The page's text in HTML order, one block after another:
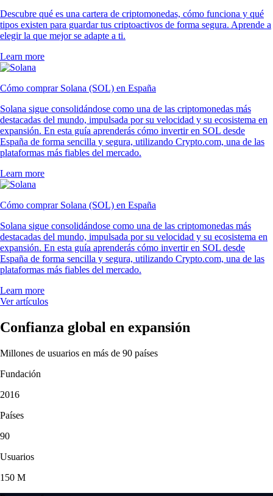
Descubre qué es una cartera de criptomonedas, cómo funciona y qué
tipos existen para guardar tus criptoactivos de forma segura. Aprende a
elegir la que mejor se adapte a ti.
Learn more
Cómo comprar Solana (SOL) en España
Solana sigue consolidándose como una de las criptomonedas más
destacadas del mundo, impulsada por su velocidad y su ecosistema en
expansión. En esta guía aprenderás cómo invertir en SOL desde
España de forma sencilla y segura, utilizando Crypto.com, una de las
plataformas más fiables del mercado.
Learn more
Cómo comprar Solana (SOL) en España
Solana sigue consolidándose como una de las criptomonedas más
destacadas del mundo, impulsada por su velocidad y su ecosistema en
expansión. En esta guía aprenderás cómo invertir en SOL desde
España de forma sencilla y segura, utilizando Crypto.com, una de las
plataformas más fiables del mercado.
Learn more
Ver artículos
Confianza global en expansión
Millones de usuarios en más de 90 países
Fundación
2016
Países
90
Usuarios
150 M